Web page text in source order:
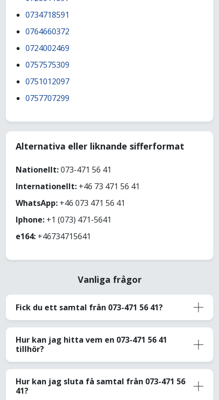
0734718591
0764660372
0724002469
0757575309
0751012097
0757707299
Alternativa eller liknande sifferformat
Nationellt:073-471 56 41
Internationellt: +46 73 471 56 41
WhatsApp: +46 073 471 56 41
Iphone: +1 (073) 471-5641
e164: +46734715641
Vanliga frågor
Fick du ett samtal från 073-471 56 41?
Hur kan jag hitta vem en 073-471 56 41
tillhör?
Hur kan jag sluta få samtal från 073-471 56
41?